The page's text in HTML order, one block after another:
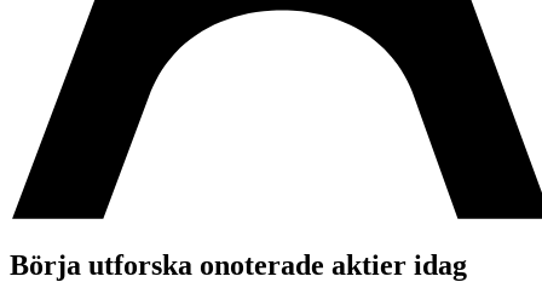
Börja utforska onoterade aktier idag